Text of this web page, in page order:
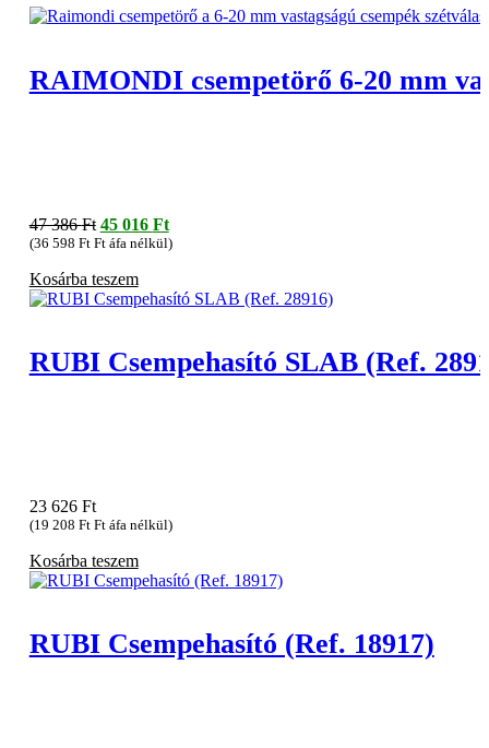
RAIMONDI csempetörő 6-20 mm
47 386Ft Original
price
47
386 Ft.
45 016 FtCurrent
price
016 Ft.
(36 598 FtFt áfa nélkül)
Kosárba teszem
RUBI Csempehasító SLAB (Ref.
23 626 Ft
(19 208 FtFt áfa nélkül)
Kosárba teszem
RUBI Csempehasító (Ref. 18917)